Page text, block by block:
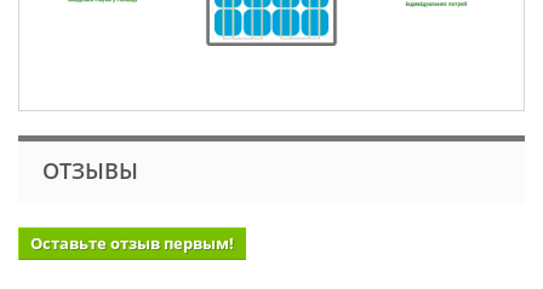
ОТЗЫВЫ
Оставьте отзыв первым!